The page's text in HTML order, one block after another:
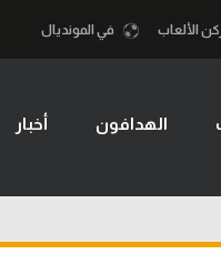
كرة السلة
كرة سلة
الألعاب في المونديال
الهدافون أخبار